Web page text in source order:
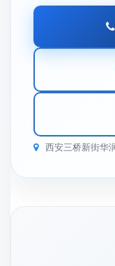
西安三桥新街华